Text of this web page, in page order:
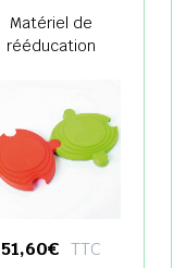
Matériel de
rééducation
51,60€ TTC